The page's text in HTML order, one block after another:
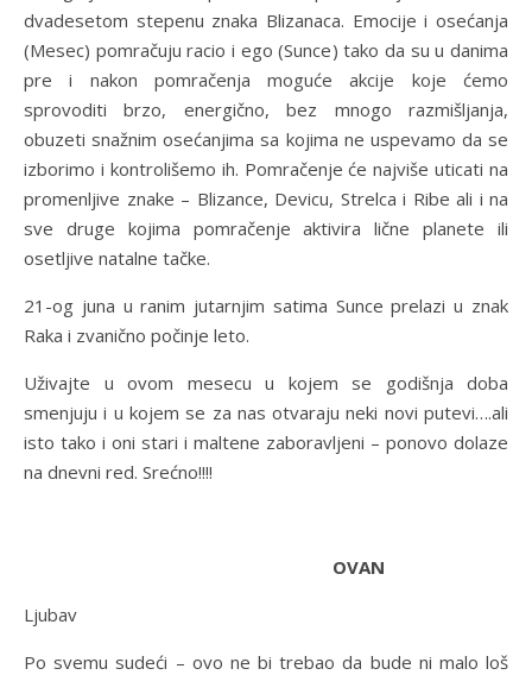
dvadesetom stepenu znaka Blizanaca. Emocije i osećanja
(Mesec) pomračuju racio i ego (Sunce) tako da su u danima
pre i nakon pomračenja moguće akcije koje ćemo
sprovoditi brzo, energično, bez mnogo razmišljanja,
obuzeti snažnim osećanjima sa kojima ne uspevamo da se
izborimo i kontrolišemo ih. Pomračenje će najviše uticati na
promenljive znake – Blizance, Devicu, Strelca i Ribe ali i na
sve druge kojima pomračenje aktivira lične planete ili
osetljive natalne tačke.
21-og juna u ranim jutarnjim satima Sunce prelazi u znak
Raka i zvanično počinje leto.
Uživajte u ovom mesecu u kojem se godišnja doba
smenjuju i u kojem se za nas otvaraju neki novi putevi….ali
isto tako i oni stari i maltene zaboravljeni – ponovo dolaze
na dnevni red. Srećno!!!!
OVAN
Ljubav
Po svemu sudeći – ovo ne bi trebao da bude ni malo loš